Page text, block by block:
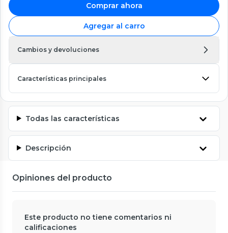
Comprar ahora
Agregar al carro
Cambios y devoluciones
Características principales
Todas las características
Descripción
Opiniones del producto
Este producto no tiene comentarios ni
calificaciones